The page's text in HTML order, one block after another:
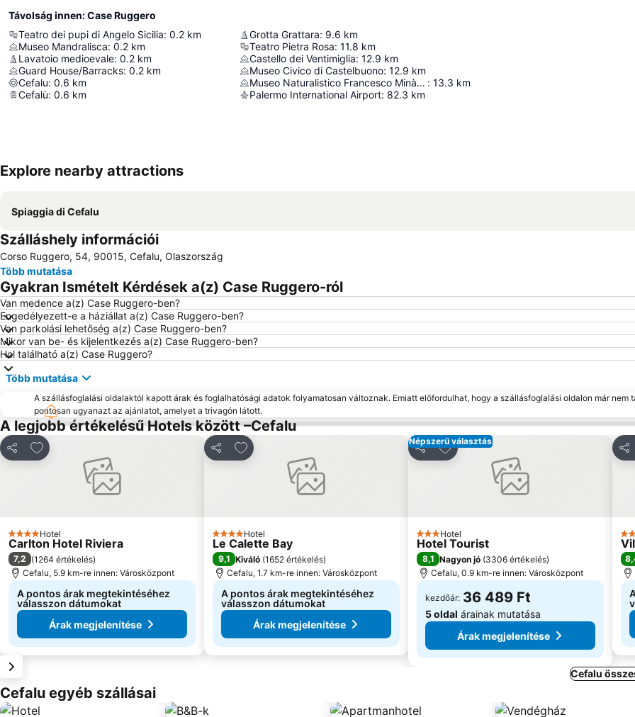
Távolság innen: Case Ruggero
Teatro dei pupi di Angelo Sicilia: 0.2 km
Museo Mandralisca: 0.2 km
Lavatoio medioevale: 0.2 km
Guard House/Barracks: 0.2 km
Cefalu: 0.6 km
Cefalù: 0.6 km
Grotta Grattara: 9.6 km
Teatro Pietra Rosa: 11.8 km
Castello dei Ventimiglia: 12.9 km
Museo Civico di Castelbuono: 12.9 km
Museo Naturalistico Francesco Minà Palumbo : 13.3 km
Palermo International Airport: 82.3 km
Explore nearby attractions
Spiaggia di Cefalu
Szálláshely információi
Corso Ruggero, 54, 90015, Cefalu, Olaszország
Több mutatása
Gyakran Ismételt Kérdések a(z) Case Ruggero-ról
Van medence a(z) Case Ruggero-ben?
Engedélyezett-e a háziállat a(z) Case Ruggero-ben?
Van parkolási lehetőség a(z) Case Ruggero-ben?
Mikor van be- és kijelentkezés a(z) Case Ruggero-ben?
Hol található a(z) Case Ruggero?
Több mutatása
A szállásfoglalási oldalaktól kapott árak és foglalhatósági adatok folyamatosan változnak. Emiatt előfordulhat, hogy a szállásfoglalási oldalon már nem
pontosan ugyanazt az ajánlatot, amelyet a trivagón látott.
A legjobb értékelésű Hotels között –Cefalu
Megosztás
Hozzáadás a kedvencekhez
4 Kategória
Hotel
Carlton Hotel Riviera
7,2 (1264 értékelés)
Cefalu, 5.9 km-re innen: Városközpont
A pontos árak megtekintéséhez
válasszon dátumokat
Árak megjelenítése
Megosztás
Hozzáadás a kedvencekhez
4 Kategória
Hotel
Le Calette Bay
9,1 Kiváló (1652 értékelés)
Cefalu, 1.7 km-re innen: Városközpont
A pontos árak megtekintéséhez
válasszon dátumokat
Árak megjelenítése
Népszerű választás
Megosztás
Hozzáadás a kedvencekhez
3 Kategória
Hotel
Hotel Tourist
8,1 Nagyon jó (3306 értékelés)
Cefalu, 0.9 km-re innen: Városközpont
kezdőár: 36 489 Ft
5 oldal árainak mutatása
Árak megjelenítése
4
Cefalu
Cefalu egyéb szállásai